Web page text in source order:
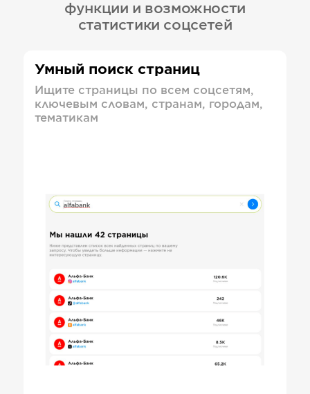
функции и возможности
статистики соцсетей
Умный поиск страниц
Ищите страницы по всем соцсетям,
ключевым словам, странам, городам,
тематикам